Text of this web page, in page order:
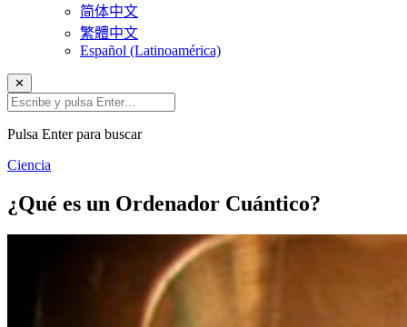
简体中文
繁體中文
Español (Latinoamérica)
✕
Pulsa Enter para buscar
Ciencia
¿Qué es un Ordenador Cuántico?